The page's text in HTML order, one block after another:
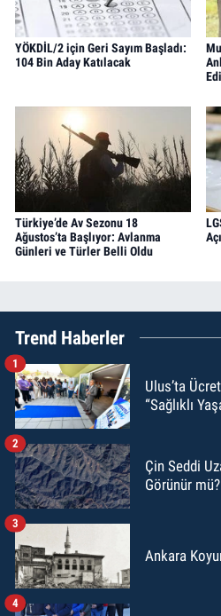
YÖKDİL/2 için Geri Sayım Başladı:
104 Bin Aday Katılacak
Türkiye’de Av Sezonu 18
Ağustos’ta Başlıyor: Avlanma
Günleri ve Türler Belli Oldu
Trend Haberler
Ulus’ta
“Sağlıklı
1
Çin Seddi
Görünür mü?
2
Ankara
3
4